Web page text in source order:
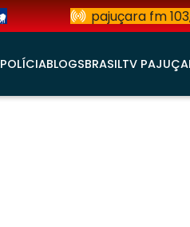
pajuçara fm
POLÍCIABLOGSBRASILTV